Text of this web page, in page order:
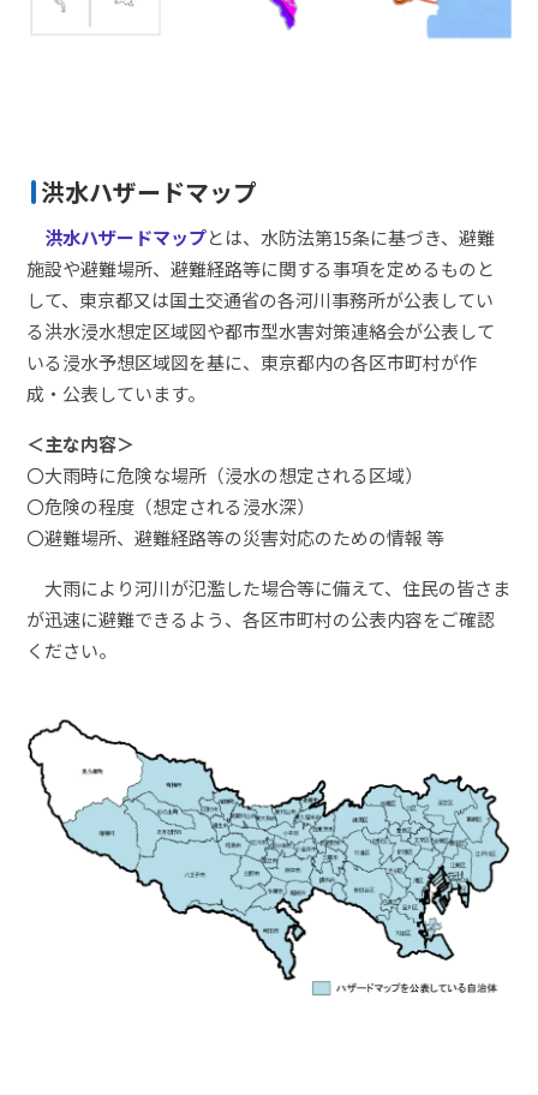
洪水ハザードマップ
洪水ハザードマップとは、水防法第15条に基づき、避難
施設や避難場所、避難経路等に関する事項を定めるものと
して、東京都又は国土交通省の各河川事務所が公表してい
る洪水浸水想定区域図や都市型水害対策連絡会が公表して
いる浸水予想区域図を基に、東京都内の各区市町村が作
成・公表しています。
＜主な内容＞
〇大雨時に危険な場所（浸水の想定される区域）
〇危険の程度（想定される浸水深）
〇避難場所、避難経路等の災害対応のための情報 等
大雨により河川が氾濫した場合等に備えて、住民の皆さま
が迅速に避難できるよう、各区市町村の公表内容をご確認
ください。